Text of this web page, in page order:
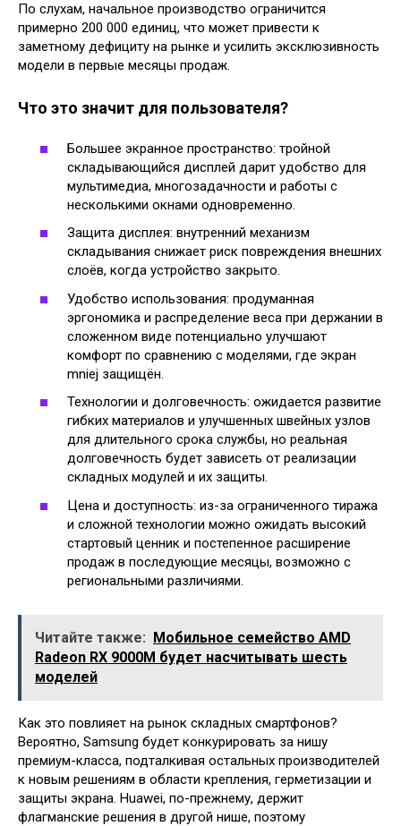
По слухам, начальное производство ограничится
примерно 200 000 единиц, что может привести к
заметному дефициту на рынке и усилить эксклюзивность
модели в первые месяцы продаж.
Что это значит для пользователя?
Большее экранное пространство: тройной
складывающийся дисплей дарит удобство для
мультимедиа, многозадачности и работы с
несколькими окнами одновременно.
Защита дисплея: внутренний механизм
складывания снижает риск повреждения внешних
слоёв, когда устройство закрыто.
Удобство использования: продуманная
эргономика и распределение веса при держании в
сложенном виде потенциально улучшают
комфорт по сравнению с моделями, где экран
mniej защищён.
Технологии и долговечность: ожидается развитие
гибких материалов и улучшенных швейных узлов
для длительного срока службы, но реальная
долговечность будет зависеть от реализации
складных модулей и их защиты.
Цена и доступность: из-за ограниченного тиража
и сложной технологии можно ожидать высокий
стартовый ценник и постепенное расширение
продаж в последующие месяцы, возможно с
региональными различиями.
Читайте также: Мобильное семейство AMD
Radeon RX 9000M будет насчитывать шесть
моделей
Как это повлияет на рынок складных смартфонов?
Вероятно, Samsung будет конкурировать за нишу
премиум-класса, подталкивая остальных производителей
к новым решениям в области крепления, герметизации и
защиты экрана. Huawei, по-прежнему, держит
флагманские решения в другой нише, поэтому